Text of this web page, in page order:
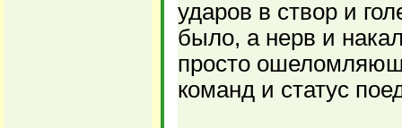
ударов в створ и
было, а нерв и
просто
команд и статус